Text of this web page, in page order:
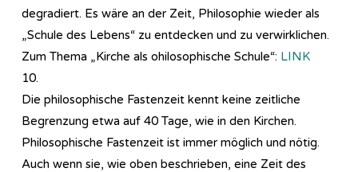
degradiert. Es wäre an der Zeit, Philosophie wieder als
„Schule des Lebens“ zu entdecken und zu verwirklichen.
Zum Thema „Kirche als ohilosophische Schule“: LINK
10.
Die philosophische Fastenzeit kennt keine zeitliche
Begrenzung etwa auf 40 Tage, wie in den Kirchen.
Philosophische Fastenzeit ist immer möglich und nötig.
Auch wenn sie, wie oben beschrieben, eine Zeit des